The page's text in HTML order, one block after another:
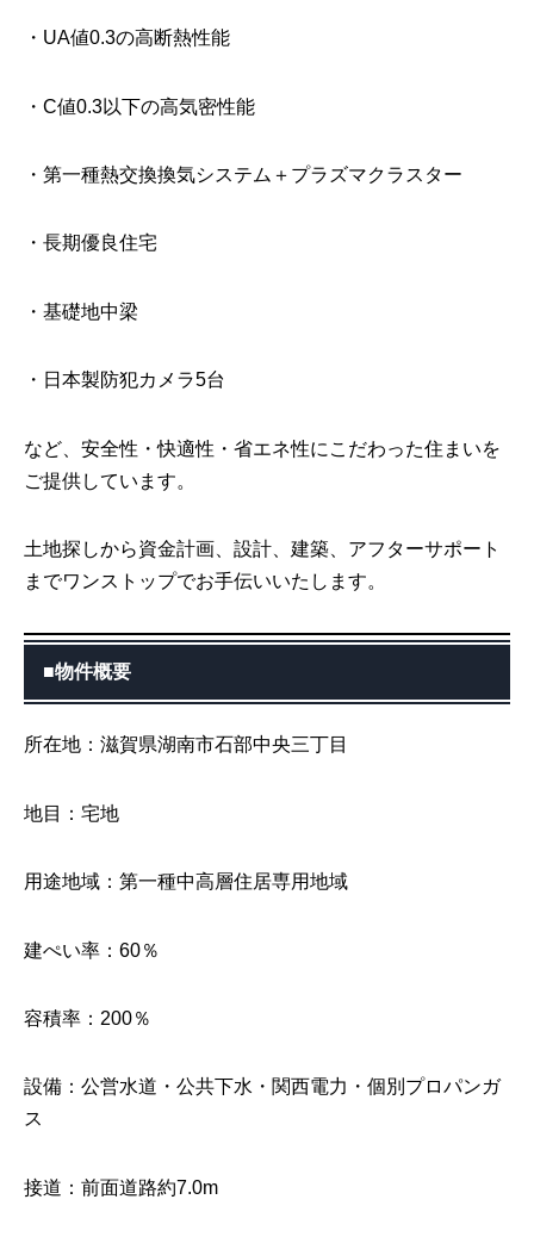
・UA値0.3の高断熱性能
・C値0.3以下の高気密性能
・第一種熱交換換気システム＋プラズマクラスター
・長期優良住宅
・基礎地中梁
・日本製防犯カメラ5台
など、安全性・快適性・省エネ性にこだわった住まいを
ご提供しています。
土地探しから資金計画、設計、建築、アフターサポート
までワンストップでお手伝いいたします。
■物件概要
所在地：滋賀県湖南市石部中央三丁目
地目：宅地
用途地域：第一種中高層住居専用地域
建ぺい率：60％
容積率：200％
設備：公営水道・公共下水・関西電力・個別プロパンガ
ス
接道：前面道路約7.0m